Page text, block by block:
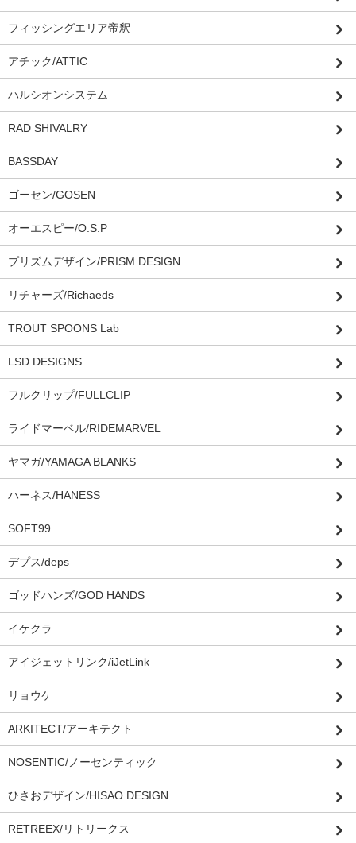
フィッシングエリア帝釈
アチック/ATTIC
ハルシオンシステム
RAD SHIVALRY
BASSDAY
ゴーセン/GOSEN
オーエスピー/O.S.P
プリズムデザイン/PRISM DESIGN
リチャーズ/Richaeds
TROUT SPOONS Lab
LSD DESIGNS
フルクリップ/FULLCLIP
ライドマーベル/RIDEMARVEL
ヤマガ/YAMAGA BLANKS
ハーネス/HANESS
SOFT99
デプス/deps
ゴッドハンズ/GOD HANDS
イケクラ
アイジェットリンク/iJetLink
リョウケ
ARKITECT/アーキテクト
NOSENTIC/ノーセンティック
ひさおデザイン/HISAO DESIGN
RETREEX/リトリークス